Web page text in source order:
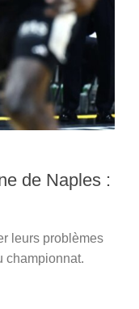
de Naples :
leurs problèmes
championnat.